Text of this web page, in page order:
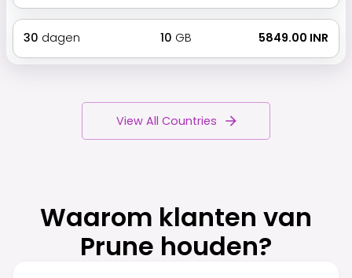
30 dagen 10 GB ₹ 5849.00 INR
View All Countries
Waarom klanten van
Prune houden?